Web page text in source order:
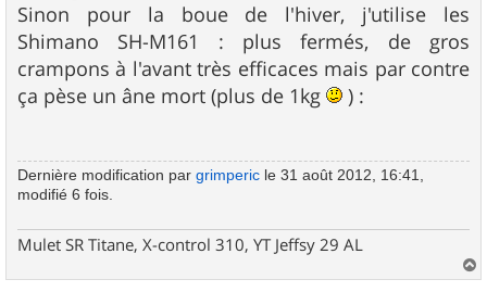
Sinon pour la boue de l'hiver, j'utilise les
Shimano SH-M161 : plus fermés, de gros
crampons à l'avant très efficaces mais par contre
ça pèse un âne mort (plus de 1kg
) :
Dernière modification par grimperic le 31 août 2012, 16:41,
modifié 6 fois.
Mulet SR Titane, X-control 310, YT Jeffsy 29 AL
a